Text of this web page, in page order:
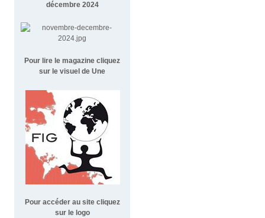
décembre 2024
Pour lire le magazine cliquez
sur le visuel de Une
Pour accéder au site cliquez
sur le logo